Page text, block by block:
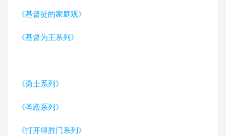
《基督徒的家庭观》
《基督为王系列》
《勇士系列》
《圣殿系列》
《打开得胜门系列》